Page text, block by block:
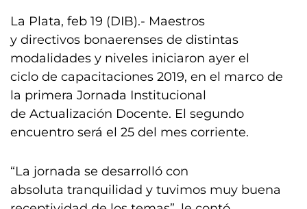
La Plata, feb 19 (DIB).- Maestros
y directivos bonaerenses de distintas
modalidades y niveles iniciaron ayer el
ciclo de capacitaciones 2019, en el marco de
la primera Jornada Institucional
de Actualización Docente. El segundo
encuentro será el 25 del mes corriente.
“La jornada se desarrolló con
absoluta tranquilidad y tuvimos muy buena